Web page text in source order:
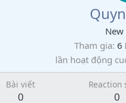
Tham gia 6
lần hoạt động
Bài viết
0
Reaction
0